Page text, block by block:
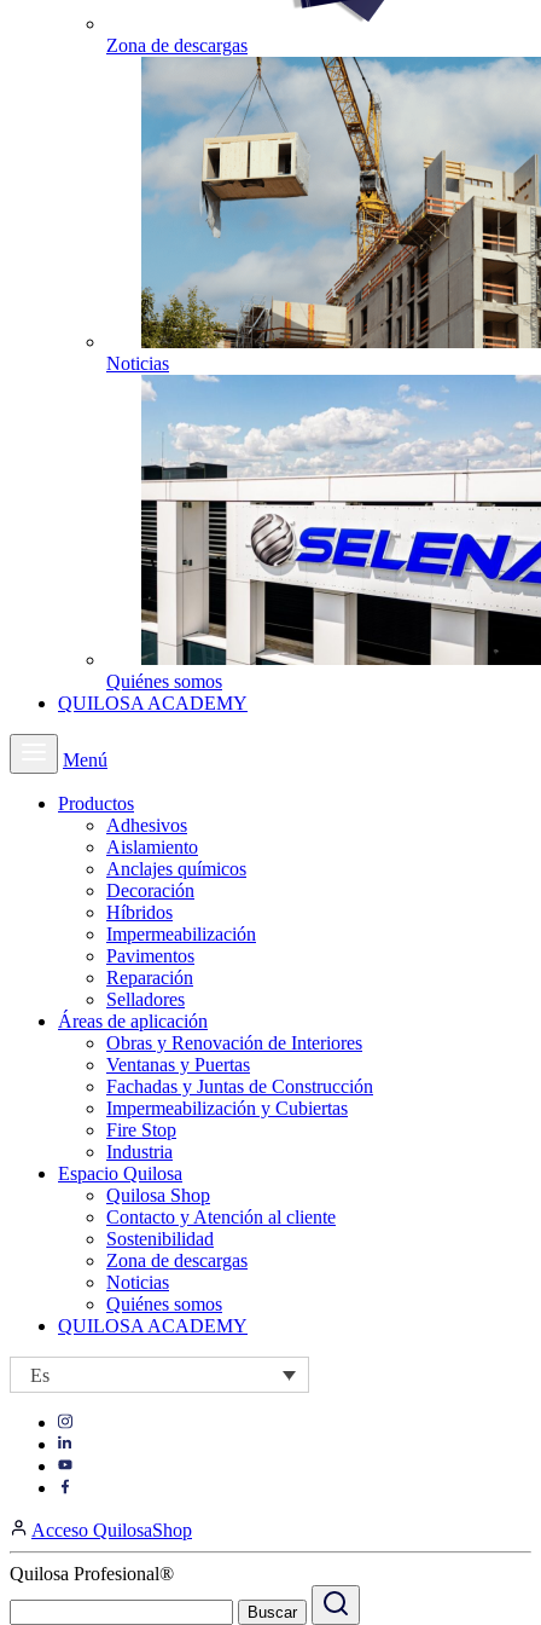
Zona de descargas
Noticias
Quiénes somos
QUILOSA ACADEMY
Menú
Productos
Adhesivos
Aislamiento
Anclajes químicos
Decoración
Híbridos
Impermeabilización
Pavimentos
Reparación
Selladores
Áreas de aplicación
Obras y Renovación de Interiores
Ventanas y Puertas
Fachadas y Juntas de Construcción
Impermeabilización y Cubiertas
Fire Stop
Industria
Espacio Quilosa
Quilosa Shop
Contacto y Atención al cliente
Sostenibilidad
Zona de descargas
Noticias
Quiénes somos
QUILOSA ACADEMY
Es
Visit
https://www.instagram.com/quilosa_selena/
Visit
our
Visit
page
https://www.facebook.com/QuilosaSelenaIberia/
page
Acceso QuilosaShop
Quilosa Profesional®